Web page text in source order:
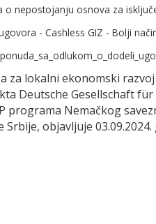
o nepostojanju osnova za
- Cashless GIZ - Bolji
za lokalni ekonomski
Deutsche Gesellschaft
programa Nemačkog
Srbije, objavljuje 03.09.2024.